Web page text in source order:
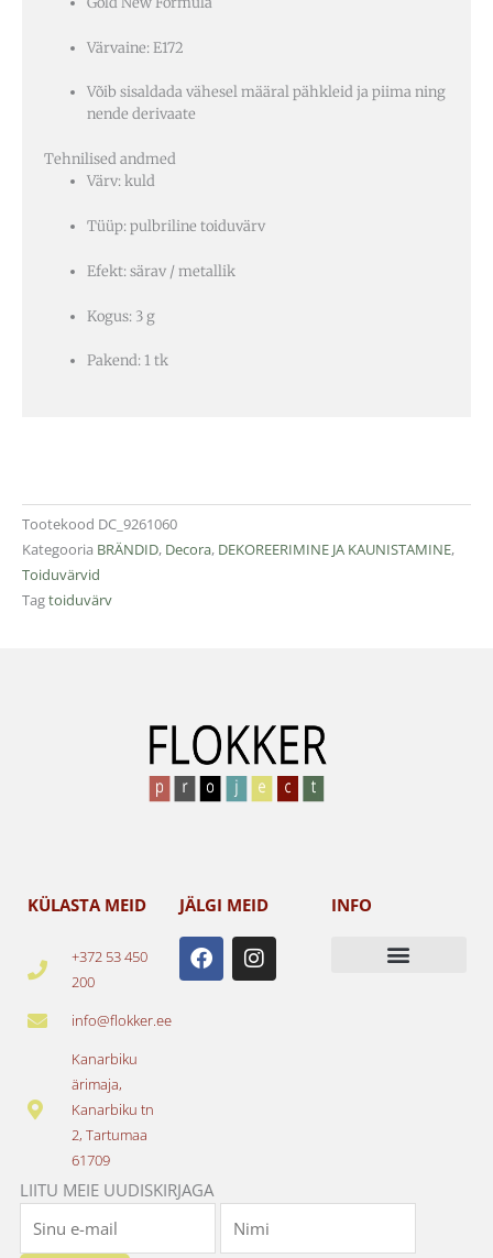
Värvaine: E172
Võib sisaldada vähesel määral pähkleid ja piima ning
nende derivaate
Tehnilised andmed
Värv: kuld
Tüüp: pulbriline toiduvärv
Efekt: särav / metallik
Kogus: 3 g
Pakend: 1 tk
Tootekood DC_9261060
Kategooria BRÄNDID, Decora, DEKOREERIMINE JA KAUNISTAMINE,
Toiduvärvid
Tagtoiduvärv
KÜLASTA MEID
+372 53 450
200
info@flokker.ee
Kanarbiku
ärimaja,
Kanarbiku tn
2, Tartumaa
61709
JÄLGI MEID
F
a
c
I
n
s
INFO
LIITU MEIE UUDISKIRJAGA